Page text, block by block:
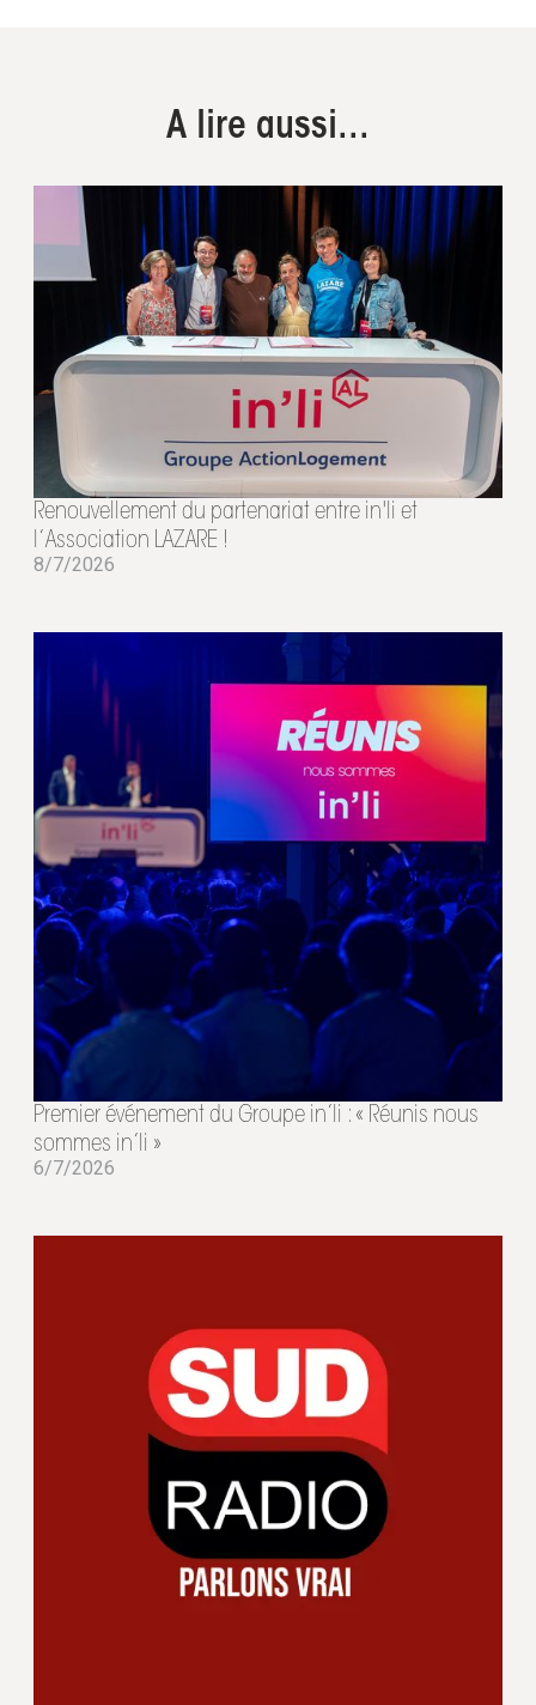
A lire aussi...
Renouvellement du partenariat entre in'li et
l’Association LAZARE !
8/7/2026
Premier événement du Groupe in’li : « Réunis nous
sommes in’li »
6/7/2026